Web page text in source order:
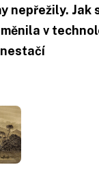
nepřežily. Jak
v